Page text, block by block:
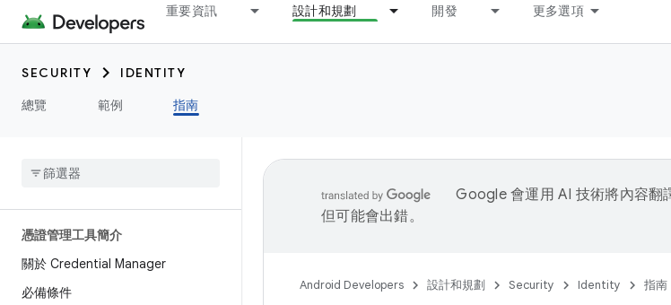
重要資訊 設計和規劃 開發 更多選項
SECURITY
IDENTITY
總覽
範例 指南
憑證管理工具簡介
關於 Credential Manager
必備條件
Google 會運用 AI 技術將內容翻
但可能會出錯。
Android Developers 設計和規劃 Security Identity 指南